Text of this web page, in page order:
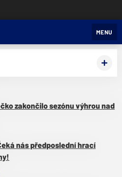
MENU
zakončilo sezónu výhrou nad
nás předposlední hrací